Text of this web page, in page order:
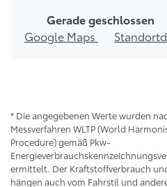
Gerade geschlossen
Google Maps
* Die angegebenen Werte wurden
Messverfahren WLTP (World
Procedure) gemäß Pkw-
ermittelt. Der Kraftstoffverbrauch
hängen auch vom Fahrstil und